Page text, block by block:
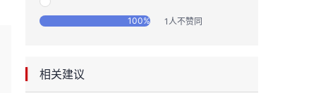
100% 1人不赞同
相关建议